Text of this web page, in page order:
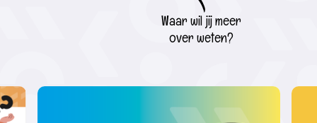
Waar wil jij meer
over weten?